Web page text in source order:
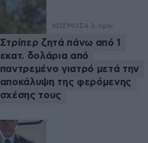
ΚΟΣΜΟΣ4 λ. πριν
Στρίπερ ζητά πάνω από 1
εκατ. δολάρια από
παντρεμένο γιατρό μετά την
αποκάλυψη της φερόμενης
σχέσης τους